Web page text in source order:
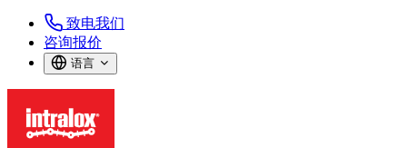
致电我们
咨询报价
语言